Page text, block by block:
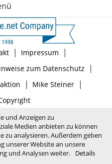
| Impressum |
zum Datenschutz |
| Mike Steiner|
und Anzeigen zu
Medien anbieten zu können
zu analysieren. Außerdem geben
unserer Website an unsere
und Analysen weiter.
Details